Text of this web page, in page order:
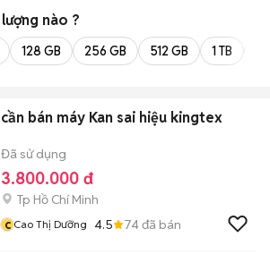
nào ?
128 GB 256 GB 512 GB 1 TB
cần bán máy Kan sai hiệu kingtex
Đã sử dụng
3.800.000 đ
Tp Hồ Chí Minh
c Cao Thị Dưỡng 4.5 74đã bán